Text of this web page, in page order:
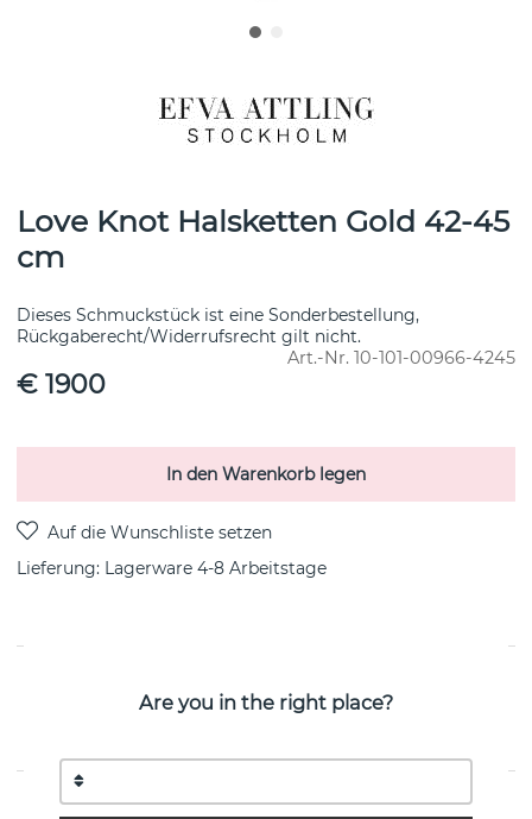
Love Knot Halsketten Gold 42-45
cm
Dieses Schmuckstück ist eine Sonderbestellung,
Rückgaberecht/Widerrufsrecht gilt nicht.
Art.-Nr. 10-101-00966-4245
€ 1900
In den Warenkorb legen
Lieferung: Lagerware 4-8 Arbeitstage
EIGENSCHAFTEN
Are you in the right place?